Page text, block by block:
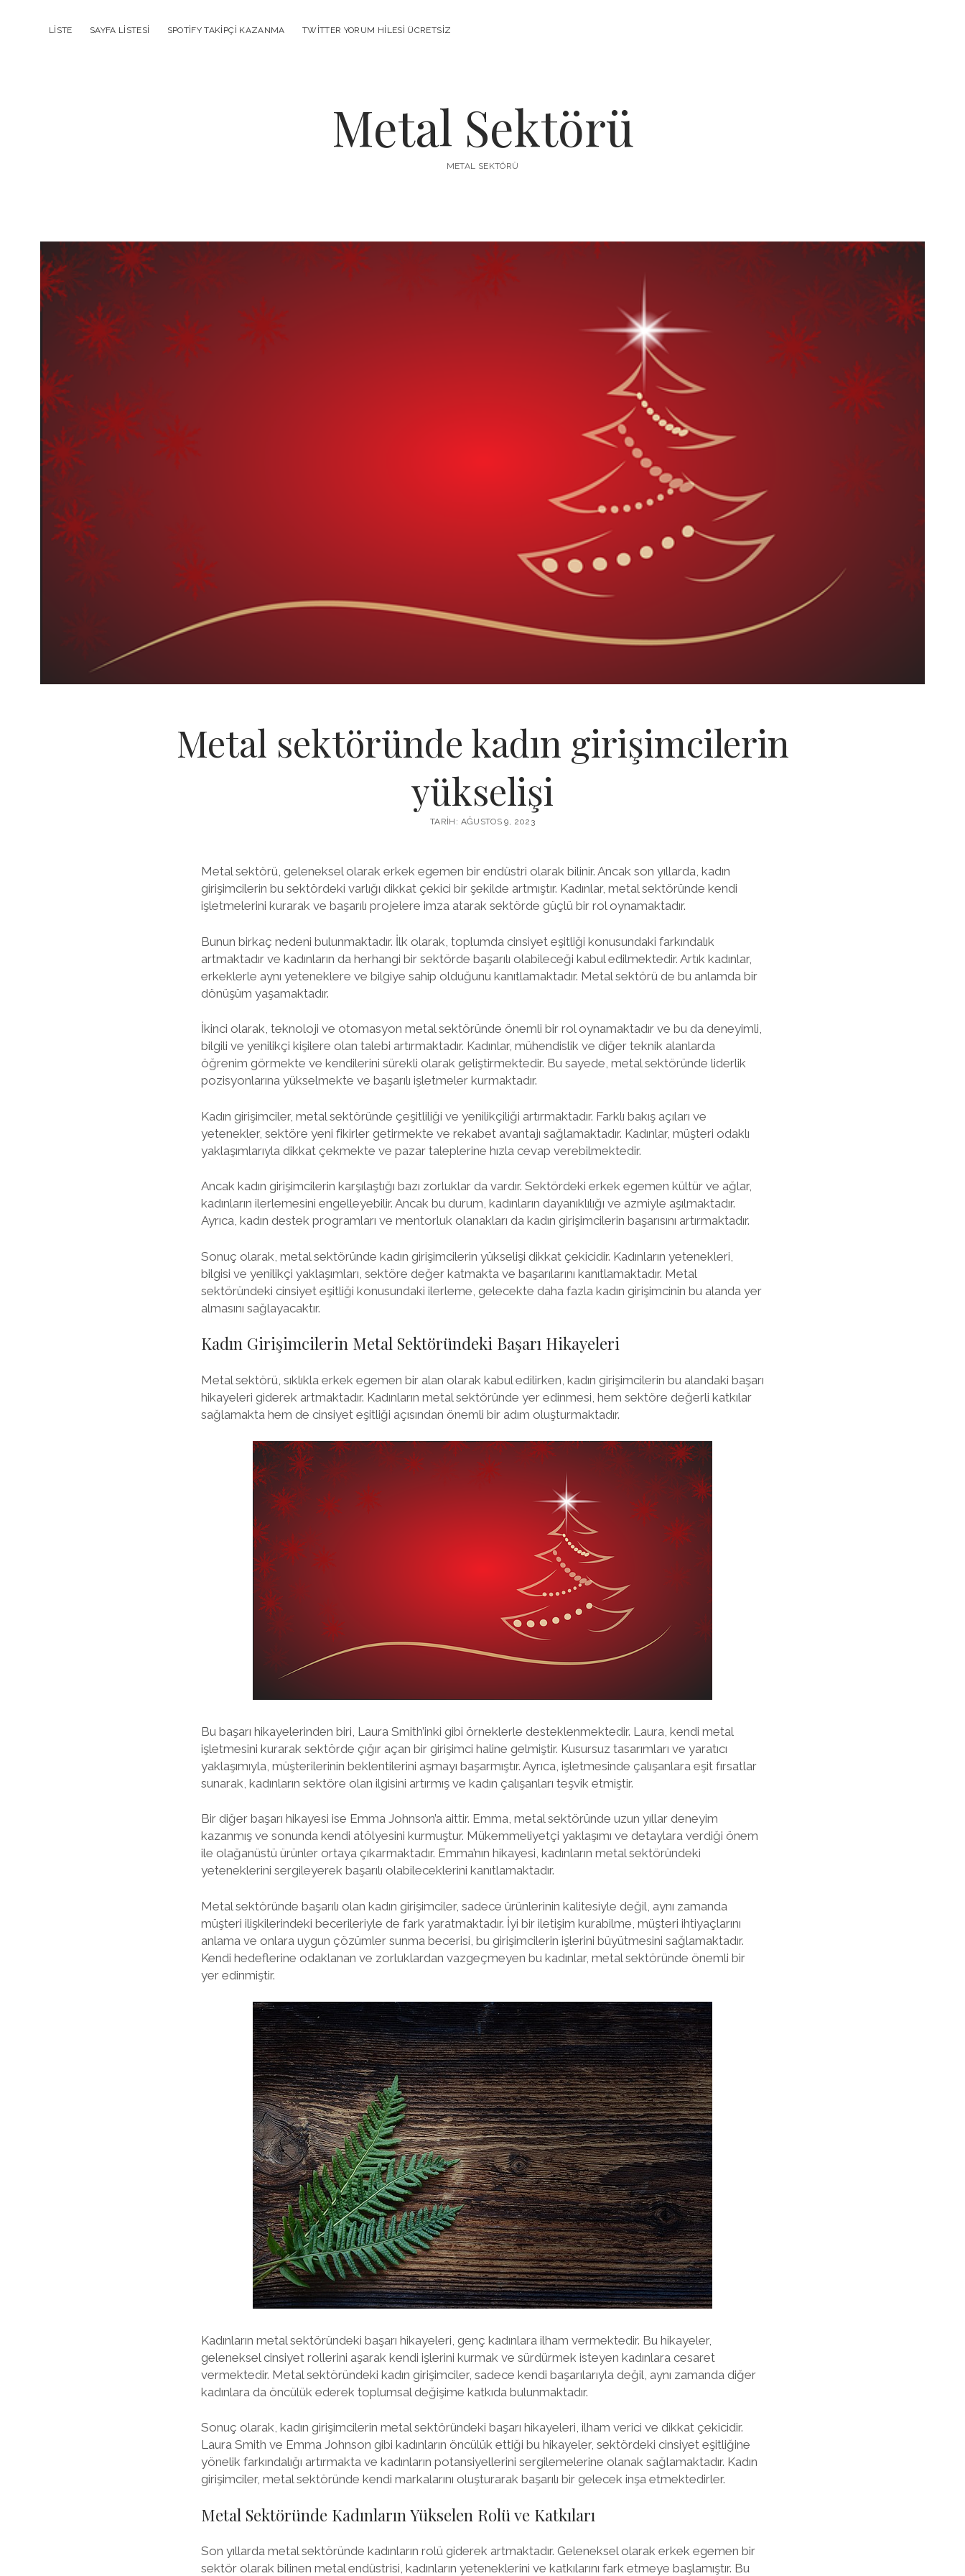
LISTE SAYFA LISTESI SPOTIFY TAKIPÇI KAZANMA TWITTER YORUM HILESI ÜCRETSIZ
Metal Sektörü
METAL SEKTÖRÜ
Metal sektöründe kadın girişimcilerin
yükselişi
TARIH: AĞUSTOS 9, 2023
Metal sektörü, geleneksel olarak erkek egemen bir endüstri olarak bilinir. Ancak son yıllarda, kadın
girişimcilerin bu sektördeki varlığı dikkat çekici bir şekilde artmıştır. Kadınlar, metal sektöründe kendi
işletmelerini kurarak ve başarılı projelere imza atarak sektörde güçlü bir rol oynamaktadır.
Bunun birkaç nedeni bulunmaktadır. İlk olarak, toplumda cinsiyet eşitliği konusundaki farkındalık
artmaktadır ve kadınların da herhangi bir sektörde başarılı olabileceği kabul edilmektedir. Artık kadınlar,
erkeklerle aynı yeteneklere ve bilgiye sahip olduğunu kanıtlamaktadır. Metal sektörü de bu anlamda bir
dönüşüm yaşamaktadır.
İkinci olarak, teknoloji ve otomasyon metal sektöründe önemli bir rol oynamaktadır ve bu da deneyimli,
bilgili ve yenilikçi kişilere olan talebi artırmaktadır. Kadınlar, mühendislik ve diğer teknik alanlarda
öğrenim görmekte ve kendilerini sürekli olarak geliştirmektedir. Bu sayede, metal sektöründe liderlik
pozisyonlarına yükselmekte ve başarılı işletmeler kurmaktadır.
Kadın girişimciler, metal sektöründe çeşitliliği ve yenilikçiliği artırmaktadır. Farklı bakış açıları ve
yetenekler, sektöre yeni fikirler getirmekte ve rekabet avantajı sağlamaktadır. Kadınlar, müşteri odaklı
yaklaşımlarıyla dikkat çekmekte ve pazar taleplerine hızla cevap verebilmektedir.
Ancak kadın girişimcilerin karşılaştığı bazı zorluklar da vardır. Sektördeki erkek egemen kültür ve ağlar,
kadınların ilerlemesini engelleyebilir. Ancak bu durum, kadınların dayanıklılığı ve azmiyle aşılmaktadır.
Ayrıca, kadın destek programları ve mentorluk olanakları da kadın girişimcilerin başarısını artırmaktadır.
Sonuç olarak, metal sektöründe kadın girişimcilerin yükselişi dikkat çekicidir. Kadınların yetenekleri,
bilgisi ve yenilikçi yaklaşımları, sektöre değer katmakta ve başarılarını kanıtlamaktadır. Metal
sektöründeki cinsiyet eşitliği konusundaki ilerleme, gelecekte daha fazla kadın girişimcinin bu alanda yer
almasını sağlayacaktır.
Kadın Girişimcilerin Metal Sektöründeki Başarı Hikayeleri
Metal sektörü, sıklıkla erkek egemen bir alan olarak kabul edilirken, kadın girişimcilerin bu alandaki başarı
hikayeleri giderek artmaktadır. Kadınların metal sektöründe yer edinmesi, hem sektöre değerli katkılar
sağlamakta hem de cinsiyet eşitliği açısından önemli bir adım oluşturmaktadır.
Bu başarı hikayelerinden biri, Laura Smith’inki gibi örneklerle desteklenmektedir. Laura, kendi metal
işletmesini kurarak sektörde çığır açan bir girişimci haline gelmiştir. Kusursuz tasarımları ve yaratıcı
yaklaşımıyla, müşterilerinin beklentilerini aşmayı başarmıştır. Ayrıca, işletmesinde çalışanlara eşit fırsatlar
sunarak, kadınların sektöre olan ilgisini artırmış ve kadın çalışanları teşvik etmiştir.
Bir diğer başarı hikayesi ise Emma Johnson’a aittir. Emma, metal sektöründe uzun yıllar deneyim
kazanmış ve sonunda kendi atölyesini kurmuştur. Mükemmeliyetçi yaklaşımı ve detaylara verdiği önem
ile olağanüstü ürünler ortaya çıkarmaktadır. Emma’nın hikayesi, kadınların metal sektöründeki
yeteneklerini sergileyerek başarılı olabileceklerini kanıtlamaktadır.
Metal sektöründe başarılı olan kadın girişimciler, sadece ürünlerinin kalitesiyle değil, aynı zamanda
müşteri ilişkilerindeki becerileriyle de fark yaratmaktadır. İyi bir iletişim kurabilme, müşteri ihtiyaçlarını
anlama ve onlara uygun çözümler sunma becerisi, bu girişimcilerin işlerini büyütmesini sağlamaktadır.
Kendi hedeflerine odaklanan ve zorluklardan vazgeçmeyen bu kadınlar, metal sektöründe önemli bir
yer edinmiştir.
Kadınların metal sektöründeki başarı hikayeleri, genç kadınlara ilham vermektedir. Bu hikayeler,
geleneksel cinsiyet rollerini aşarak kendi işlerini kurmak ve sürdürmek isteyen kadınlara cesaret
vermektedir. Metal sektöründeki kadın girişimciler, sadece kendi başarılarıyla değil, aynı zamanda diğer
kadınlara da öncülük ederek toplumsal değişime katkıda bulunmaktadır.
Sonuç olarak, kadın girişimcilerin metal sektöründeki başarı hikayeleri, ilham verici ve dikkat çekicidir.
Laura Smith ve Emma Johnson gibi kadınların öncülük ettiği bu hikayeler, sektördeki cinsiyet eşitliğine
yönelik farkındalığı artırmakta ve kadınların potansiyellerini sergilemelerine olanak sağlamaktadır. Kadın
girişimciler, metal sektöründe kendi markalarını oluşturarak başarılı bir gelecek inşa etmektedirler.
Metal Sektöründe Kadınların Yükselen Rolü ve Katkıları
Son yıllarda metal sektöründe kadınların rolü giderek artmaktadır. Geleneksel olarak erkek egemen bir
sektör olarak bilinen metal endüstrisi, kadınların yeteneklerini ve katkılarını fark etmeye başlamıştır. Bu